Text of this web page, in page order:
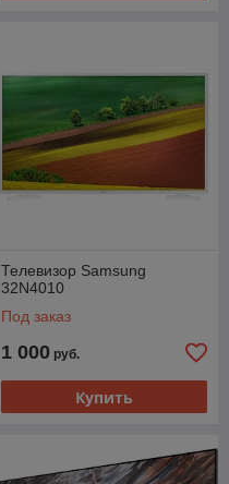
Телевизор Samsung
32N4010
Под заказ
1 000 руб.
Купить